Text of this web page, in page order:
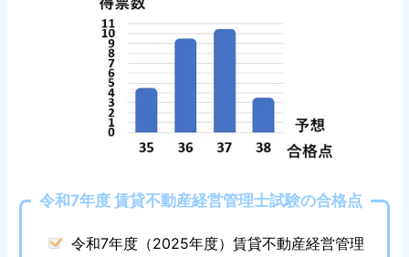
令和7年度 賃貸不動産経営管理士試験の合格点
令和7年度（2025年度）賃貸不動産経営管理